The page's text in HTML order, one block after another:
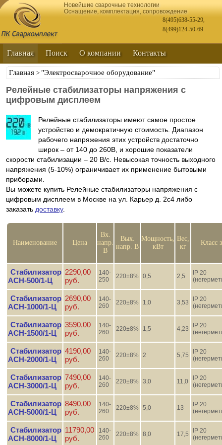
Новейшие сварочные технологии
Оснащение, комплектация, сопровождение
8(495)638-55-29,
8(499)124-50-69
Главная Поиск О компании Контакты
Главная > "Электросварочное оборудование"
Релейные стабилизаторы напряжения с
цифровым дисплеем
Релейные стабилизаторы имеют самое простое
устройство и демократичную стоимость. Диапазон
рабочего напряжения этих устройств достаточно
широк – от 140 до 260В, и хорошие показатели
скорости стабилизации – 20 В/с. Невысокая точность выходного
напряжения (5-10%) ограничивает их применение бытовыми
приборами.
Вы можете купить Релейные стабилизаторы напряжения с
цифровым дисплеем в Москве на ул. Карьер д. 2с4 либо
заказать доставку.
Наименование Цена
Вх.
напр.
В
Вых.
напр. В
Мощность,
кВт
Вес,
кг
Класс
Стабилизатор
АСН-500/1-Ц
2290,00
руб.
140-
250
220±8% 0,5 2,5
IP 20
Стабилизатор
АСН-1000/1-Ц
2690,00
руб.
140-
260
220±8% 1,0 3,53
IP 20
Стабилизатор
АСН-1500/1-Ц
3590,00
руб.
140-
260
220±8% 1,5 4,23
IP 20
Стабилизатор
АСН-2000/1-Ц
4190,00
руб.
140-
260
220±8% 2 5,75
IP 20
Стабилизатор
АСН-3000/1-Ц
7490,00
руб.
140-
260
220±8% 3,0 11,0
IP 20
Стабилизатор
АСН-5000/1-Ц
8490,00
руб.
140-
260
220±8% 5,0 13
IP 20
Стабилизатор
АСН-8000/1-Ц
11790,00
руб.
140-
260
220±8% 8,0 17,5
IP 20